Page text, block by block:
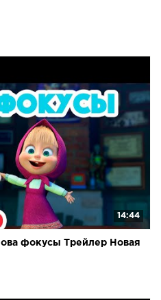
14:44
фокусы Трейлер Новая